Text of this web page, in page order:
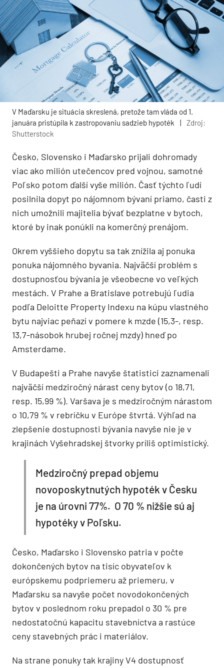
V Maďarsku je situácia skreslená, pretože tam vláda od 1.
januára pristúpila k zastropovaniu sadzieb hypoték
|
Zdroj:
Shutterstock
Česko, Slovensko i Maďarsko prijali dohromady
viac ako milión utečencov pred vojnou, samotné
Poľsko potom ďalší vyše milión. Časť týchto ľudí
posilnila dopyt po nájomnom bývaní priamo, časti z
nich umožnili majitelia bývať bezplatne v bytoch,
ktoré by inak ponúkli na komerčný prenájom.
Okrem vyššieho dopytu sa tak znížila aj ponuka
ponuka nájomného byvania. Najväčší problém s
dostupnosťou bývania je všeobecne vo veľkých
mestách. V Prahe a Bratislave potrebujú ľudia
podľa Deloitte Property Indexu na kúpu vlastného
bytu najviac peňazí v pomere k mzde (15,3-, resp.
13,7-násobok hrubej ročnej mzdy) hneď po
Amsterdame.
V Budapešti a Prahe navyše štatistici zaznamenali
najväčší medziročný nárast ceny bytov (o 18,71,
resp. 15,99 %). Varšava je s medziročným nárastom
o 10,79 % v rebríčku v Európe štvrtá. Výhľad na
zlepšenie dostupnosti bývania navyše nie je v
krajinách Vyšehradskej štvorky príliš optimistický.
Medziročný prepad objemu
novoposkytnutých hypoték v Česku
je na úrovni 77%. O 70 % nižšie sú aj
hypotéky v Poľsku.
Česko, Maďarsko i Slovensko patria v počte
dokončených bytov na tisíc obyvateľov k
európskemu podpriemeru až priemeru, v
Maďarsku sa navyše počet novodokončených
bytov v poslednom roku prepadol o 30 % pre
nedostatočnú kapacitu stavebníctva a rastúce
ceny stavebných prác i materiálov.
Na strane ponuky tak krajiny V4 dostupnosť